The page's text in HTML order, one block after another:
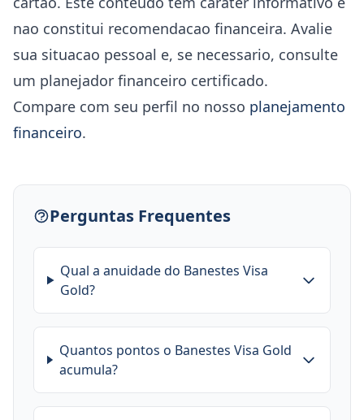
nao constitui recomendacao financeira. Avalie
sua situacao pessoal e, se necessario, consulte
um planejador financeiro certificado.
Compare com seu perfil no nosso planejamento
financeiro.
Perguntas Frequentes
Qual a anuidade do Banestes Visa
Gold?
Quantos pontos o Banestes Visa Gold
acumula?